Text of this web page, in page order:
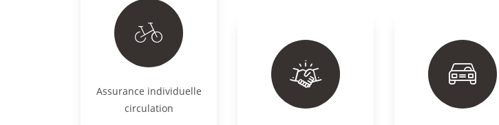
Assurance individuelle
circulation